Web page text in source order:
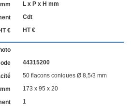
L x P x H mm
Cdt
HT €
44315200
50 flacons coniques Ø 8,5/3 mm
173 x 95 x 20
1